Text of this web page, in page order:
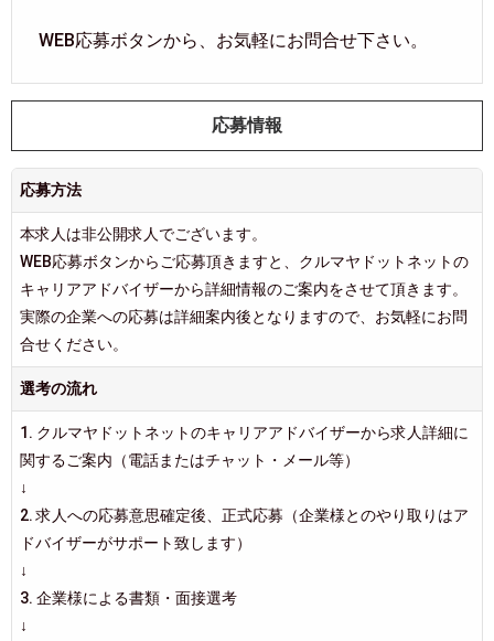
WEB応募ボタンから、お気軽にお問合せ下さい。
応募情報
応募方法
本求人は非公開求人でございます。
WEB応募ボタンからご応募頂きますと、クルマヤドットネットの
キャリアアドバイザーから詳細情報のご案内をさせて頂きます。
実際の企業への応募は詳細案内後となりますので、お気軽にお問
合せください。
選考の流れ
1. クルマヤドットネットのキャリアアドバイザーから求人詳細に
関するご案内（電話またはチャット・メール等）
↓
2. 求人への応募意思確定後、正式応募（企業様とのやり取りはア
ドバイザーがサポート致します）
↓
3. 企業様による書類・面接選考
↓